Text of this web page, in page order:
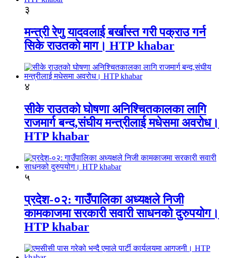
३
मन्त्री रेणु यादवलाई बर्खास्त गरी पक्राउ गर्न
सिके राउतकाे माग। HTP khabar
४
सीके राउतको घोषणा अनिश्चितकालका लागि
राजमार्ग बन्द,संघीय मन्त्रीलाई मधेसमा अवरोध।
HTP khabar
५
प्रदेश-०२: गाउँपालिका अध्यक्षले निजी
कामकाजमा सरकारी सवारी साधनको दुरुपयोग।
HTP khabar